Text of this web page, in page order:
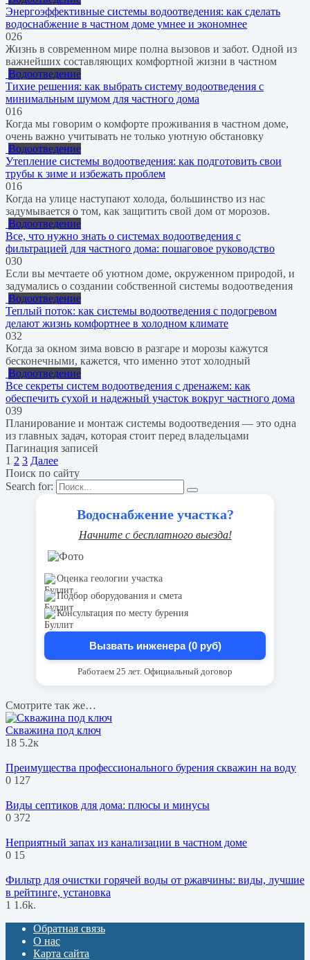
Энергоэффективные системы водоотведения: как сделать
водоснабжение в частном доме умнее и экономнее
026
Жизнь в современном мире полна вызовов и забот. Одной из
важнейших составляющих комфортной жизни в частном
Водоотведение
Тихие решения: как выбрать систему водоотведения с
минимальным шумом для частного дома
016
Когда мы говорим о комфорте проживания в частном доме,
очень важно учитывать не только уютную обстановку
Водоотведение
Утепление системы водоотведения: как подготовить свои
трубы к зиме и избежать проблем
016
Когда на улице наступают холода, большинство из нас
задумывается о том, как защитить свой дом от морозов.
Водоотведение
Все, что нужно знать о системах водоотведения с
фильтрацией для частного дома: пошаговое руководство
030
Если вы мечтаете об уютном доме, окруженном природой, и
задумались о создании собственной системы водоотведения
Водоотведение
Теплый поток: как системы водоотведения с подогревом
делают жизнь комфортнее в холодном климате
032
Когда за окном зима вовсю в разгаре и морозы кажутся
бесконечными, кажется, что именно этот холодный
Водоотведение
Все секреты систем водоотведения с дренажем: как
обеспечить сухой и надежный участок вокруг частного дома
039
Планирование и монтаж системы водоотведения — это одна
из главных задач, которая стоит перед владельцами
Пагинация записей
1 2 3 Далее
Поиск по сайту
Search for:
Водоснабжение участка?
Начните с бесплатного выезда!
Оценка геологии участка
Подбор оборудования и смета
Консультация по месту бурения
Вызвать инженера (0 руб)
Работаем 25 лет. Официальный договор
Смотрите так же…
Скважина под ключ
18 5.2к
Преимущества профессионального бурения скважин на воду
0 127
Виды септиков для дома: плюсы и минусы
0 372
Неприятный запах из канализации в частном доме
0 15
Фильтр для очистки горячей воды от ржавчины: виды, лучшие
в рейтинге, установка
1 1.6k.
Обратная связь
О нас
Карта сайта